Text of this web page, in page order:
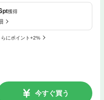
pt獲得
にポイント+2%
今すぐ買う